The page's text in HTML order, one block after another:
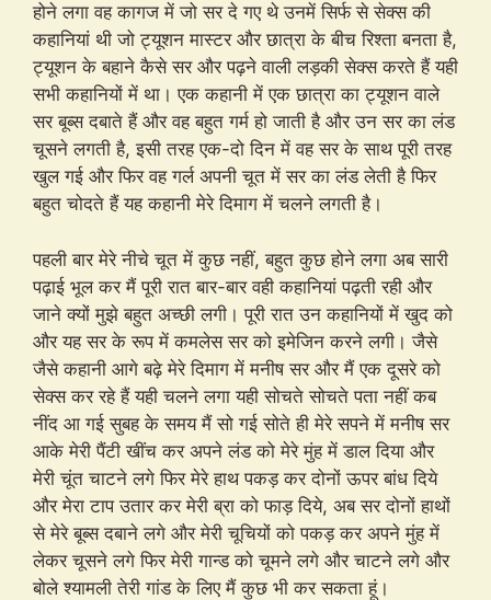
होने लगा वह कागज में जो सर दे गए थे उनमें सिर्फ से सेक्स की
कहानियां थी जो ट्यूशन मास्टर और छात्रा के बीच रिश्ता बनता है,
ट्यूशन के बहाने कैसे सर और पढ़ने वाली लड़की सेक्स करते हैं यही
सभी कहानियों में था। एक कहानी में एक छात्रा का ट्यूशन वाले
सर बूब्स दबाते हैं और वह बहुत गर्म हो जाती है और उन सर का लंड
चूसने लगती है, इसी तरह एक-दो दिन में वह सर के साथ पूरी तरह
खुल गई और फिर वह गर्ल अपनी चूत में सर का लंड लेती है फिर
बहुत चोदते हैं यह कहानी मेरे दिमाग में चलने लगती है।
पहली बार मेरे नीचे चूत में कुछ नहीं, बहुत कुछ होने लगा अब सारी
पढ़ाई भूल कर मैं पूरी रात बार-बार वही कहानियां पढ़ती रही और
जाने क्यों मुझे बहुत अच्छी लगी। पूरी रात उन कहानियों में खुद को
और यह सर के रूप में कमलेस सर को इमेजिन करने लगी। जैसे
जैसे कहानी आगे बढ़े मेरे दिमाग में मनीष सर और मैं एक दूसरे को
सेक्स कर रहे हैं यही चलने लगा यही सोचते सोचते पता नहीं कब
नींद आ गई सुबह के समय मैं सो गई सोते ही मेरे सपने में मनीष सर
आके मेरी पैंटी खींच कर अपने लंड को मेरे मुंह में डाल दिया और
मेरी चूंत चाटने लगे फिर मेरे हाथ पकड़ कर दोनों ऊपर बांध दिये
और मेरा टाप उतार कर मेरी ब्रा को फाड़ दिये, अब सर दोनों हाथों
से मेरे बूब्स दबाने लगे और मेरी चूचियों को पकड़ कर अपने मुंह में
लेकर चूसने लगे फिर मेरी गान्ड को चूमने लगे और चाटने लगे और
बोले श्यामली तेरी गांड के लिए मैं कुछ भी कर सकता हूं।